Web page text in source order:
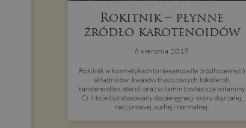
Rokitnik – płynne
źródło karotenoidów
6 sierpnia 2019
Rokitnik w kosmetykach to niesamowite źródło cennych
składników: kwasów tłuszczowych, tokoferoli,
karotenoidów, steroli oraz witamin (zwłaszcza witaminy
C). Może być stosowany do pielęgnacji skóry dojrzałej,
naczyniowej, suchej i normalnej.